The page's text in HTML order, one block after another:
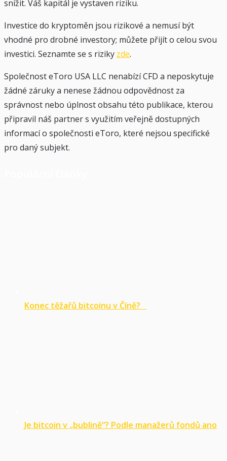
snížit. Váš kapitál je vystaven riziku.
Investice do kryptoměn jsou rizikové a nemusí být
vhodné pro drobné investory; můžete přijít o celou svou
investici. Seznamte se s riziky zde.
Společnost eToro USA LLC nenabízí CFD a neposkytuje
žádné záruky a nenese žádnou odpovědnost za
správnost nebo úplnost obsahu této publikace, kterou
připravil náš partner s využitím veřejně dostupných
informací o společnosti eToro, které nejsou specifické
pro daný subjekt.
Konec těžařů bitcoinu v Číně?
Je bitcoin v „bublině“? Podle manažerů fondů ano